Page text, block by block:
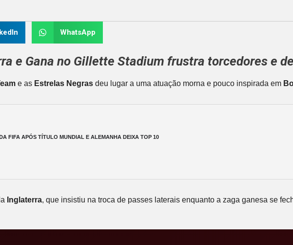
WhatsApp
e Gana no Gillette Stadium frustra torcedores e
e as Estrelas Negras deu lugar a uma atuação morna e pouco inspirada em
FIFA APÓS TÍTULO MUNDIAL E ALEMANHA DEIXA TOP 10
Inglaterra, que insistiu na troca de passes laterais enquanto a zaga ganesa se